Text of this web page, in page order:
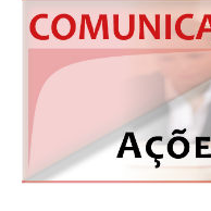
LEI 5.194/1966 –
LEI 6.496/1977 – ART
RES 1.002/2002 – CÓDIGO
HOMOLOGAÇÕES